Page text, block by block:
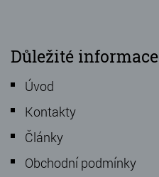
Důležité informace
Úvod
Kontakty
Články
Obchodní podmínky